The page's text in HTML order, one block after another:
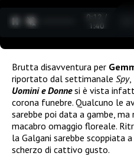
0:12 /
1:40
Brutta disavventura per
riportato dal settimanale Spy,
Uomini e Donnesi è vista
corona funebre. Qualcuno le
sarebbe poi data a gambe,
macabro omaggio floreale.
la Galgani sarebbe scoppiata
scherzo di cattivo gusto.